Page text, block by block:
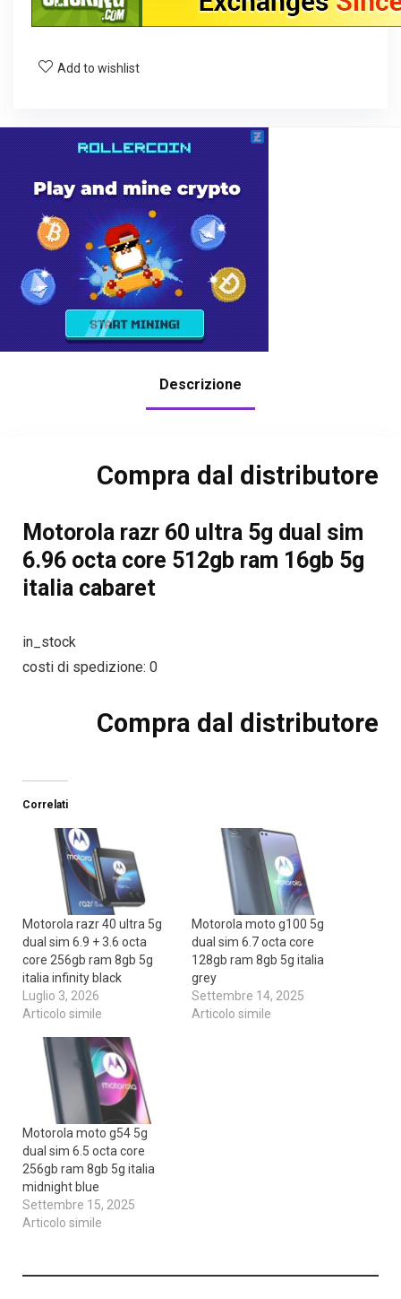
Add to wishlist
Descrizione
Compra dal distributore
Motorola razr 60 ultra 5g dual sim
6.96 octa core 512gb ram 16gb 5g
italia cabaret
in_stock
costi di spedizione: 0
Compra dal distributore
Correlati
Motorola razr 40 ultra 5g
dual sim 6.9 + 3.6 octa
core 256gb ram 8gb 5g
italia infinity black
Luglio 3, 2026
Articolo simile
Motorola moto g100 5g
dual sim 6.7 octa core
128gb ram 8gb 5g italia
grey
Settembre 14, 2025
Articolo simile
Motorola moto g54 5g
dual sim 6.5 octa core
256gb ram 8gb 5g italia
midnight blue
Settembre 15, 2025
Articolo simile